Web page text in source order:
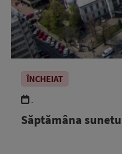
ÎNCHEIAT
.
Săptămâna